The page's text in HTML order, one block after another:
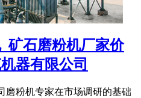
矿石磨粉机厂家价
器有限公司
磨粉机专家在市场调研的基础